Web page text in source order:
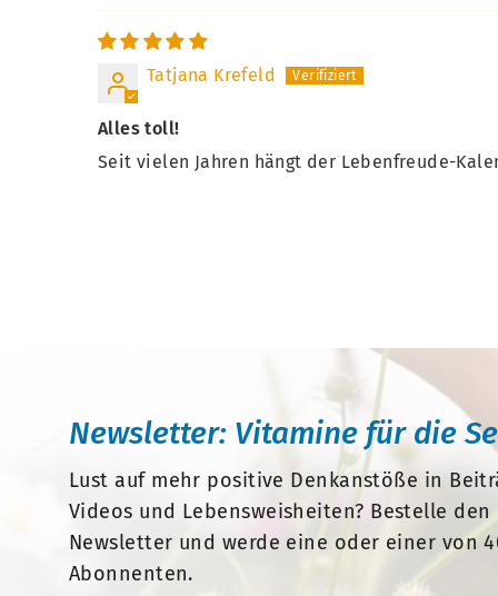
Tatjana Krefeld
Alles toll!
Seit vielen Jahren hängt der Lebenfreude-
Newsletter: Vitamine für die
Lust auf mehr positive Denkanstöße in
Videos und Lebensweisheiten? Bestelle den
Newsletter und werde eine oder einer von
Abonnenten.